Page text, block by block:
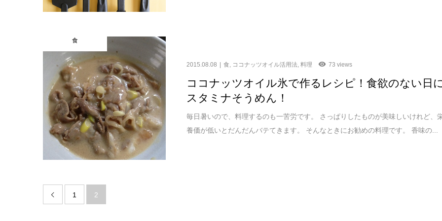
食
2015.08.08 食 ココナッツオイル活用法 ,料理 73 views
ココナッツオイル氷で作るレシピ！食欲のない日
スタミナそうめん！
毎日暑いので、料理するのも一苦労です。 さっぱりしたものが美味しいけれど、
養価が低いとだんだんバテてきます。 そんなときにお勧めの料理です。 香味の...
 1 2